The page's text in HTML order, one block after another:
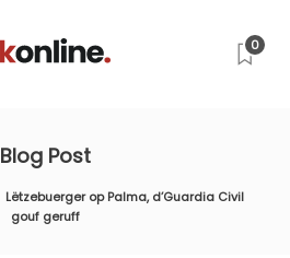
0
Blog Post
Lëtzebuerger op Palma, d’Guardia Civil
gouf geruff